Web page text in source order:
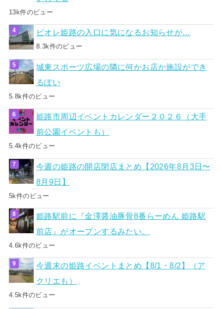
13k件のビュー
ピオレ姫路の入口に気になるお知らせが…
8.3k件のビュー
城東スポーツ広場の隣に何かお店か施設ができ
るぽい
5.8k件のビュー
姫路市周辺イベントカレンダー２０２６（大手
前公園イベントも）
5.4k件のビュー
今週の姫路の開店閉店まとめ【2026年8月3日〜
8月9日】
5k件のビュー
姫路駅前に『金澤醤油豚骨8番らーめん 姫路駅
前店』がオープンするみたい。
4.6k件のビュー
今週末の姫路イベントまとめ【8/1・8/2】（ア
クリエも）
4.5k件のビュー